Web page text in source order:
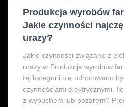
Produkcja wyrobów
Jakie czynności
urazy?
Jakie czynności związane z
urazy w Produkcja wyrobów
tej kategorii nie odnotowano
czynnościami elektrycznymi.
z wybuchem lub pożarem?